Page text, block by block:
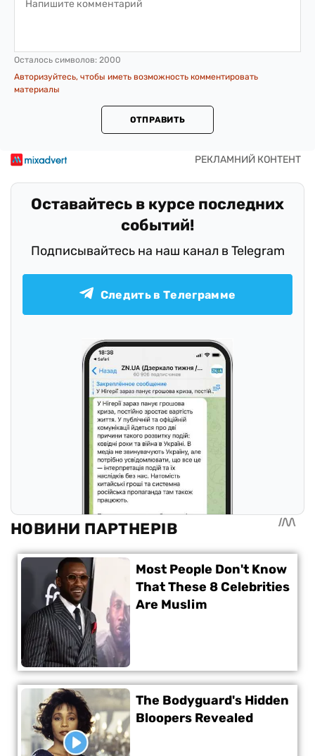
Осталось символов: 2000
Авторизуйтесь, чтобы иметь возможность комментировать
материалы
ОТПРАВИТЬ
Оставайтесь в курсе последних
событий!
Подписывайтесь на наш канал в Telegram
Следить в Телеграмме